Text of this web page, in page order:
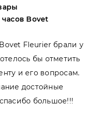
часов Bovet
Fleurier брали у
бы отметить
и его вопросам.
достойные
большое!!!